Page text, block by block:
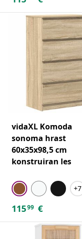
vidaXL Komoda
sonoma hrast
60x35x98,5 cm
konstruiran les
+7
11599 €